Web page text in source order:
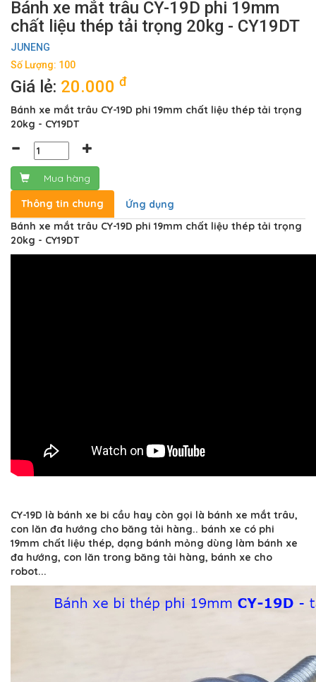
Bánh xe mắt trâu CY-19D phi 19mm
chất liệu thép tải trọng 20kg - CY19DT
JUNENG
Số Lượng: 100
Giá lẻ: 20.000 đ
Bánh xe mắt trâu CY-19D phi 19mm chất liệu thép tải trọng
20kg - CY19DT
Mua hàng
Thông tin chung
Ứng dụng
Bánh xe mắt trâu CY-19D phi 19mm chất liệu thép tải trọng
20kg - CY19DT
CY-19D là bánh xe bi cầu hay còn gọi là bánh xe mắt trâu,
con lăn đa hướng cho băng tải hàng.. bánh xe có phi
19mm chất liệu thép, dạng bánh mỏng dùng làm bánh xe
đa hướng, con lăn trong băng tải hàng, bánh xe cho
robot...